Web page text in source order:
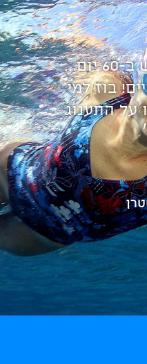
״מסרדין לכריש ב-60 יום...
בוז למי
על התענוג